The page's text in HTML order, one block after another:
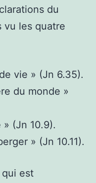
du
vu les quatre
vie » (Jn 6.35).
du monde »
(Jn 10.9).
» (Jn 10.11).
est